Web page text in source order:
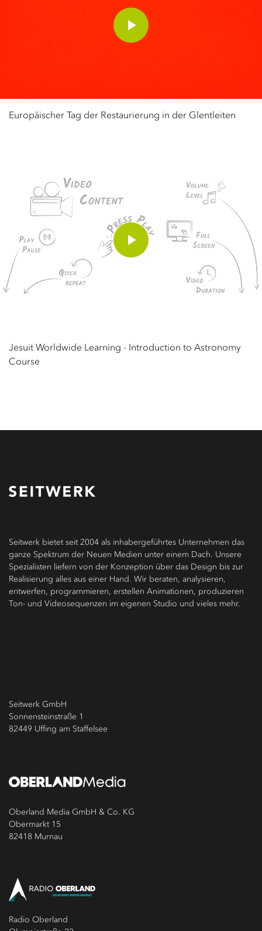
Play
Europäischer Tag der Restaurierung in der Glentleiten
Play
Jesuit Worldwide Learning - Introduction to Astronomy
Course
Seitwerk bietet seit 2004 als inhabergeführtes Unternehmen das
ganze Spektrum der Neuen Medien unter einem Dach. Unsere
Spezialisten liefern von der Konzeption über das Design bis zur
Realisierung alles aus einer Hand. Wir beraten, analysieren,
entwerfen, programmieren, erstellen Animationen, produzieren
Ton- und Videosequenzen im eigenen Studio und vieles mehr.
Seitwerk GmbH
Sonnensteinstraße 1
82449 Uffing am Staffelsee
Oberland Media GmbH & Co. KG
Obermarkt 15
82418 Murnau
Radio Oberland